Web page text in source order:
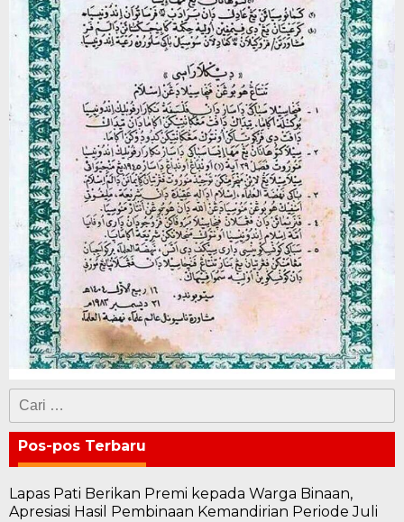
Cari
untuk:
Pos-pos Terbaru
Lapas Pati Berikan Premi kepada Warga Binaan,
Apresiasi Hasil Pembinaan Kemandirian Periode Juli